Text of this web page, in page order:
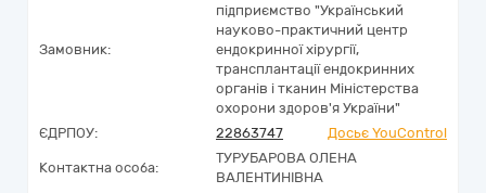
Замовник:
підприємство "Український
науково-практичний центр
ендокринної хірургії,
трансплантації ендокринних
органів і тканин Міністерства
охорони здоров'я України"
ЄДРПОУ:
22863747 Досьє YouControl
Контактна особа:
ТУРУБАРОВА ОЛЕНА
ВАЛЕНТИНІВНА